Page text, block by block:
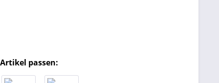
passen: